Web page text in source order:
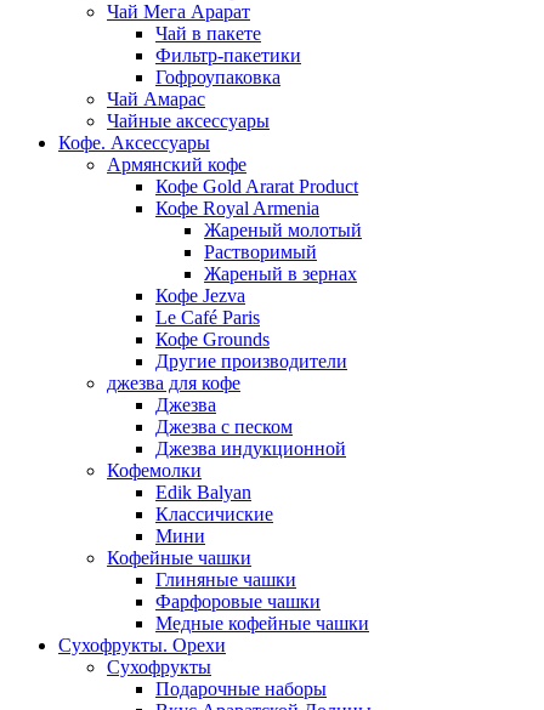
Чай Мега Арарат
Чай в пакете
Фильтр-пакетики
Гофроупаковка
Чай Амарас
Чайные аксессуары
Кофе. Аксессуары
Армянский кофе
Кофе Gold Ararat Product
Кофе Royal Armenia
Жареный молотый
Растворимый
Жареный в зернах
Кофе Jezva
Le Café Paris
Кофе Grounds
Другие производители
джезва для кофе
Джезва
Джезва с песком
Джезва индукционной
Кофемолки
Edik Balyan
Классичиские
Мини
Кофейные чашки
Глиняные чашки
Фарфоровые чашки
Медные кофейные чашки
Сухофрукты. Орехи
Сухофрукты
Подарочные наборы